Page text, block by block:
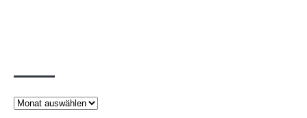
Beiträge